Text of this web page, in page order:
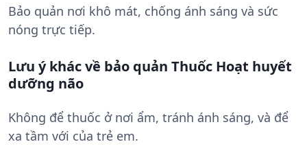
Bảo quản nơi khô mát, chống ánh sáng và sức
nóng trực tiếp.
Lưu ý khác về bảo quản Thuốc Hoạt huyết
dưỡng não
Không để thuốc ở nơi ẩm, tránh ánh sáng, và để
xa tầm với của trẻ em.